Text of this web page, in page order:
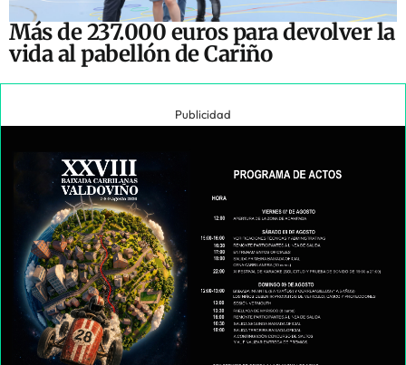
Más de 237.000 euros para devolver la
vida al pabellón de Cariño
Publicidad